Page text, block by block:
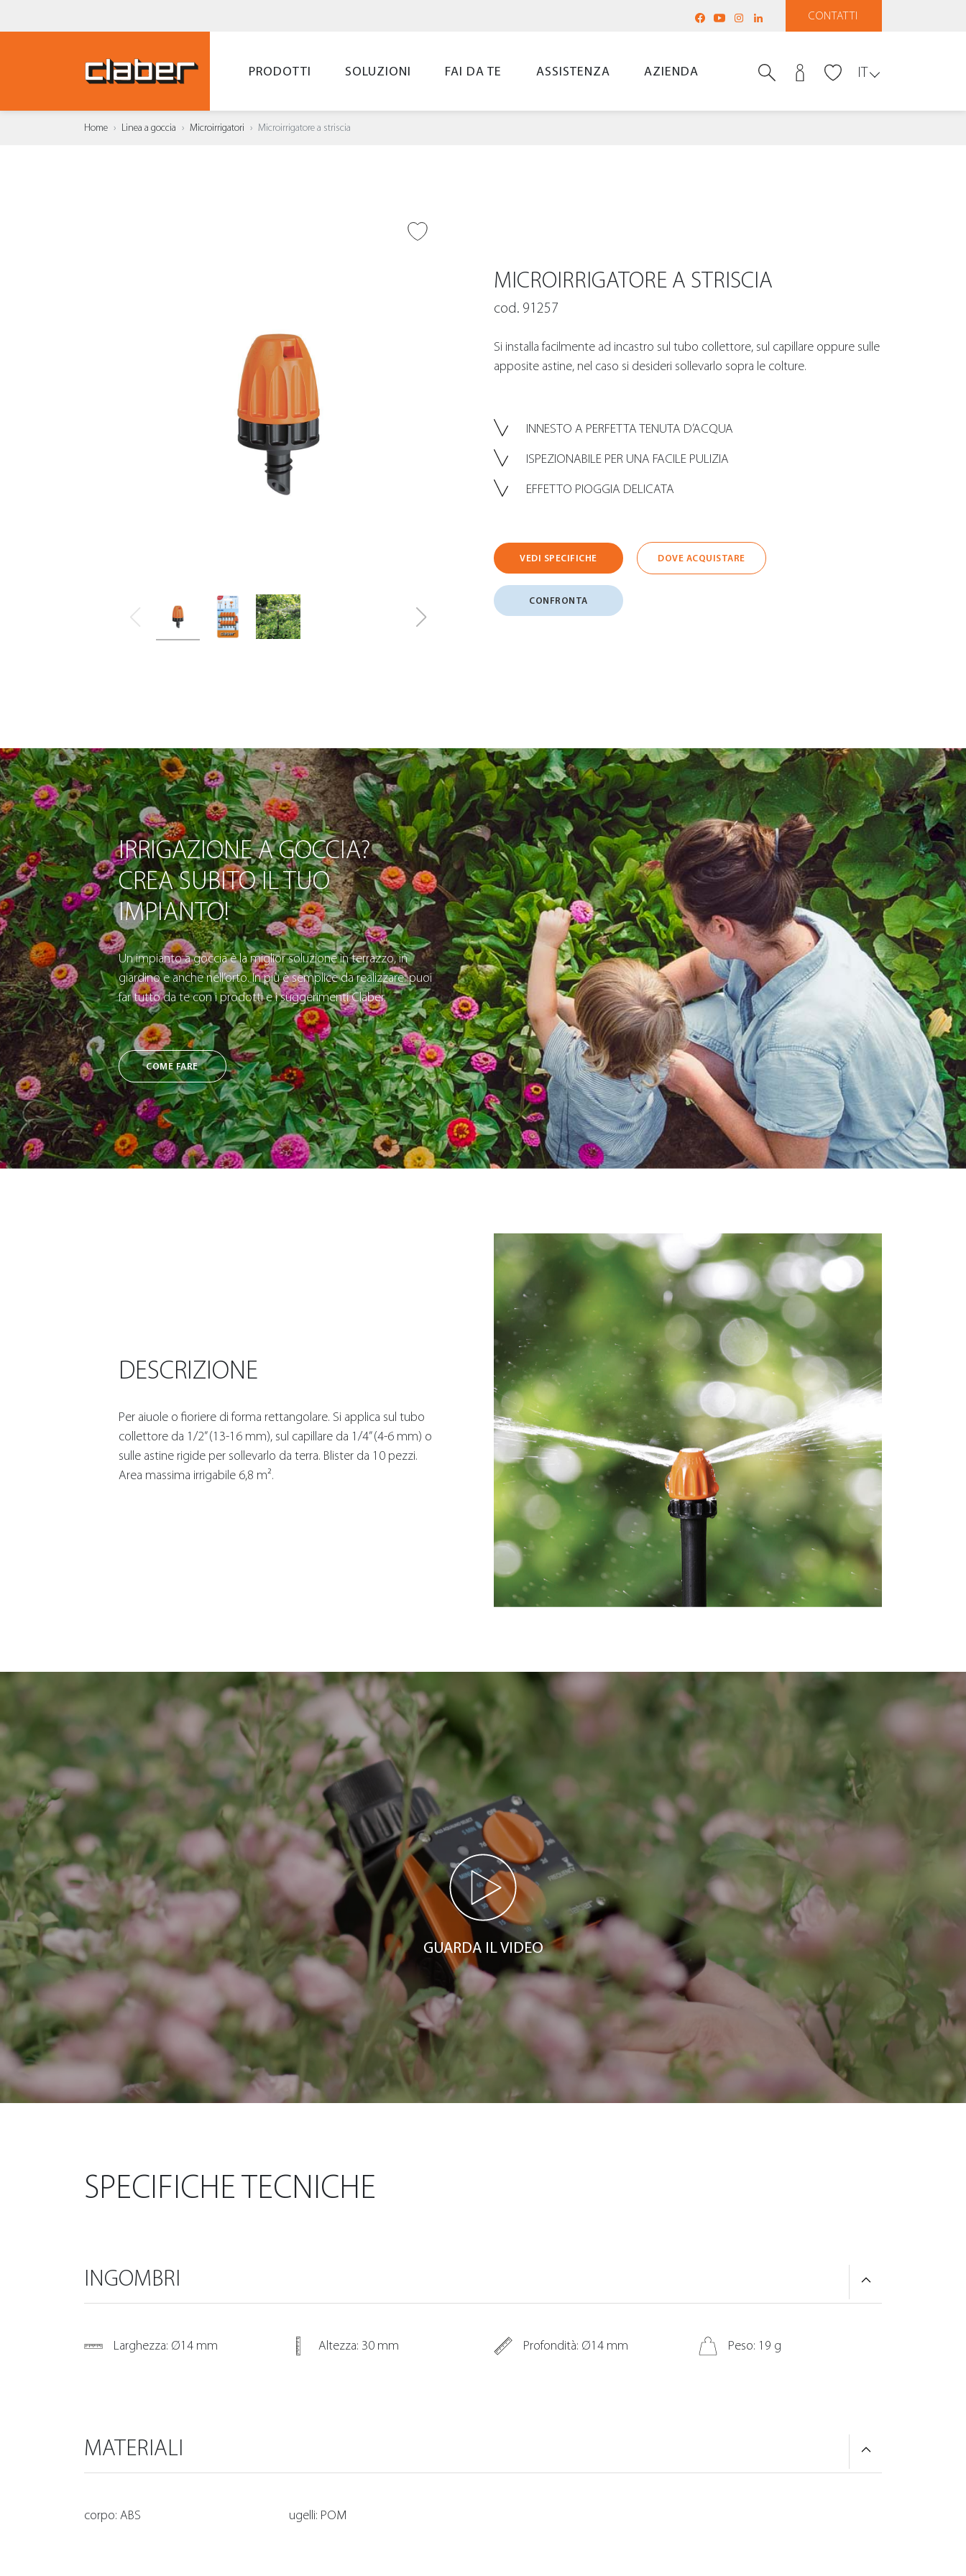
CONTATTI
PRODOTTI SOLUZIONI FAI DA TE ASSISTENZA AZIENDA IT
Home Linea a goccia Microirrigatori Microirrigatore a striscia
MICROIRRIGATORE A STRISCIA
cod. 91257
Si installa facilmente ad incastro sul tubo collettore, sul capillare oppure sulle
apposite astine, nel caso si desideri sollevarlo sopra le colture.
INNESTO A PERFETTA TENUTA D’ACQUA
ISPEZIONABILE PER UNA FACILE PULIZIA
EFFETTO PIOGGIA DELICATA
VEDI SPECIFICHE DOVE ACQUISTARE
CONFRONTA
IRRIGAZIONE A GOCCIA?
CREA SUBITO IL TUO
IMPIANTO!
Un impianto a goccia è la miglior soluzione in terrazzo, in
giardino e anche nell’orto. In più è semplice da realizzare: puoi
far tutto da te con i prodotti e i suggerimenti Claber.
COME FARE
DESCRIZIONE
Per aiuole o fioriere di forma rettangolare. Si applica sul tubo
collettore da 1/2” (13-16 mm), sul capillare da 1/4” (4-6 mm) o
sulle astine rigide per sollevarlo da terra. Blister da 10 pezzi.
Area massima irrigabile 6,8 m².
GUARDA IL VIDEO
SPECIFICHE TECNICHE
INGOMBRI
Larghezza: Ø14 mm Altezza: 30 mm Profondità: Ø14 mm Peso: 19 g
MATERIALI
corpo: ABS ugelli: POM